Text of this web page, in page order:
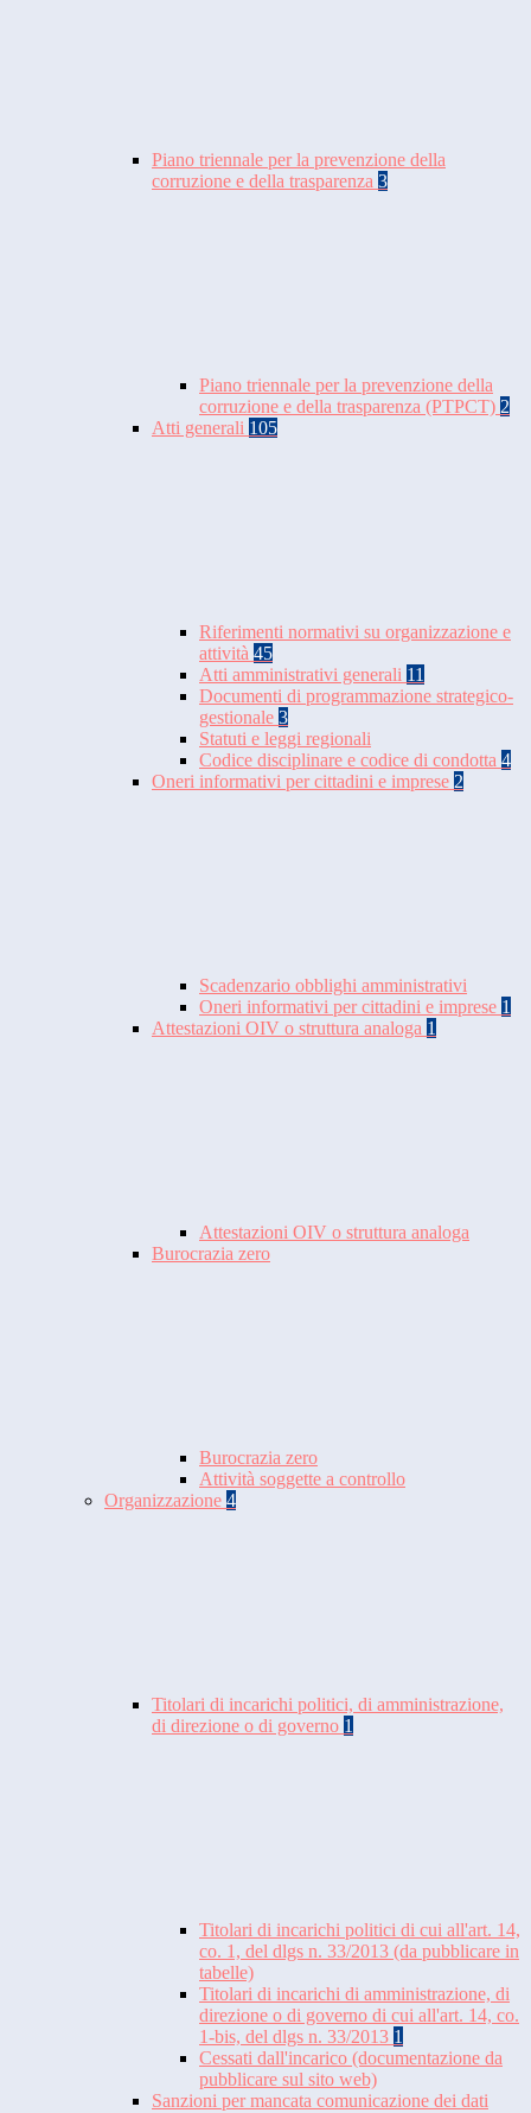
Piano triennale per la prevenzione della
corruzione e della trasparenza 3
Piano triennale per la prevenzione della
corruzione e della trasparenza (PTPCT) 2
Atti generali 105
Riferimenti normativi su organizzazione e
attività 45
Atti amministrativi generali 11
Documenti di programmazione strategico-
gestionale 3
Statuti e leggi regionali
Codice disciplinare e codice di condotta 4
Oneri informativi per cittadini e imprese 2
Scadenzario obblighi amministrativi
Oneri informativi per cittadini e imprese 1
Attestazioni OIV o struttura analoga 1
Attestazioni OIV o struttura analoga
Burocrazia zero
Burocrazia zero
Attività soggette a controllo
Organizzazione 4
Titolari di incarichi politici, di amministrazione,
di direzione o di governo 1
Titolari di incarichi politici di cui all'art. 14,
co. 1, del dlgs n. 33/2013 (da pubblicare in
tabelle)
Titolari di incarichi di amministrazione, di
direzione o di governo di cui all'art. 14, co.
1-bis, del dlgs n. 33/2013 1
Cessati dall'incarico (documentazione da
pubblicare sul sito web)
Sanzioni per mancata comunicazione dei dati